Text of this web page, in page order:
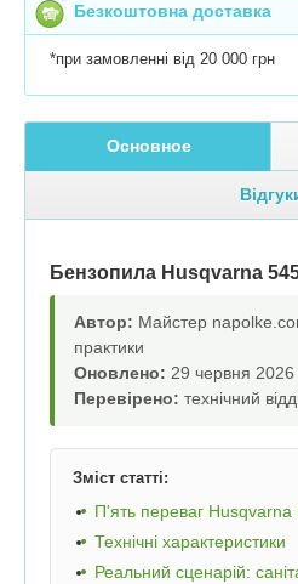
Безкоштовна доставка
*при замовленні від 20 000 грн
Основное
Бензопила Husqvarna
Автор: Майстер
практики
Оновлено: 29 червня 2026
Перевірено: технічний
Зміст статті:
П'ять переваг Husqvarna
Технічні характеристики
Реальний сценарій: